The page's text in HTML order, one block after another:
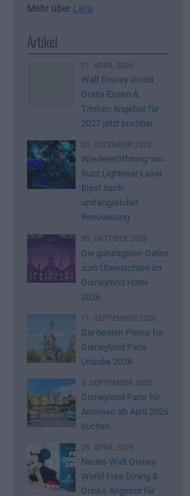
Mehr über Lara
Artikel
21. APRIL 2026
Walt Disney World
Gratis Essen &
Trinken Angebot für
2027 jetzt buchbar
20. DEZEMBER 2025
Wiedereröffnung von
Buzz Lightyear Laser
Blast nach
umfangreicher
Renovierung
30. OKTOBER 2025
Die günstigsten Daten
zum Übernachten im
Disneyland Hotel
2026
11. SEPTEMBER 2025
Die besten Preise für
Disneyland Paris
Urlaube 2026
3. SEPTEMBER 2025
Disneyland Paris für
Anreisen ab April 2026
buchen
29. APRIL 2025
Neues Walt Disney
World Free Dining &
Drinks Angebot für